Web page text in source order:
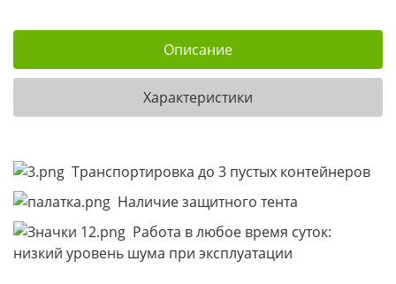
Описание
Характеристики
Транспортировка до 3 пустых контейнеров
Наличие защитного тента
Работа в любое время суток:
низкий уровень шума при эксплуатации